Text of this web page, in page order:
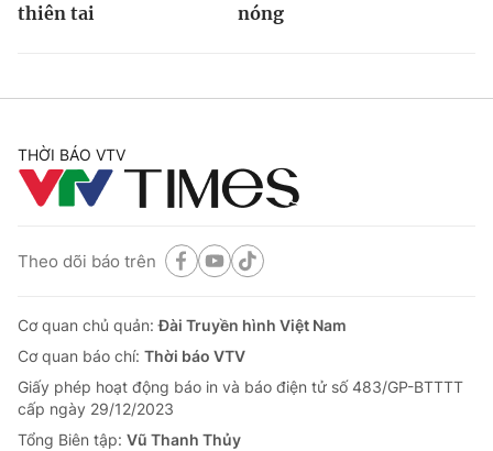
thiên tai
nóng
THỜI BÁO VTV
Theo dõi báo trên
Cơ quan chủ quản:Đài Truyền hình Việt Nam
Cơ quan báo chí: Thời báo VTV
Giấy phép hoạt động báo in và báo điện tử số 483/GP-BTTTT
cấp ngày 29/12/2023
Tổng Biên tập: Vũ Thanh Thủy